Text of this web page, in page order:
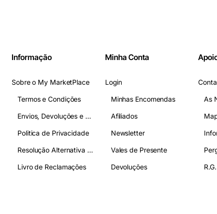
Informação
Sobre o My MarketPlace
Termos e Condições
Envios, Devoluções e Pagamentos
Politica de Privacidade
Resolução Alternativa de Litígios
Livro de Reclamações
Minha Conta
Login
Minhas Encomendas
Afiliados
Newsletter
Vales de Presente
Devoluções
As